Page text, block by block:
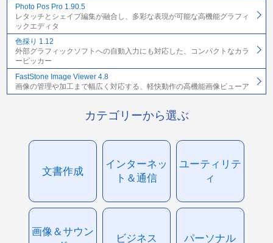
Photo Pos Pro 1.90.5
レタッチとシェイプ編集が融合し、多彩な表現が可能な高機能グラフィ
ックエディタ
色採り 1.12
外部グラフィックソフトへの自動入力にも対応した、コンパクトなカラ
ーピッカー
FastStone Image Viewer 4.8
画像の管理や加工まで幅広く対応する、軽快動作の高機能画像ビューア
カテゴリーから選ぶ
文書作成
インターネッ
ト＆通信
ユーティリテ
ィ
画像＆サウン
ビジネス パーソナル